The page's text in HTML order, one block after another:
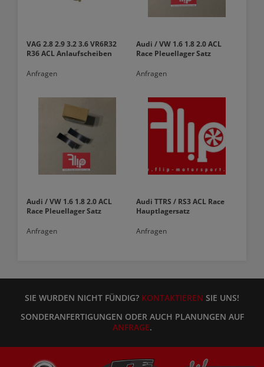
VAG 2.8 2.9 3.2 3.6 VR6R32
R36 ACL Anlaufscheiben
Anfragen
Audi / VW 1.6 1.8 2.0 ACL
Race Pleuellager Satz
Anfragen
Audi / VW 1.6 1.8 2.0 ACL
Race Pleuellager Satz
Anfragen
Audi TTRS / RS3 ACL Race
Hauptlagersatz
Anfragen
SIE WURDEN NICHT FÜNDIG? KONTAKTIEREN SIE UNS!
SONDERANFERTIGUNGEN ODER AUCH PLANUNGEN AUF
ANFRAGE.